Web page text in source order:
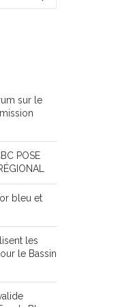
sur le
POSE
bleu et
les
le Bassin